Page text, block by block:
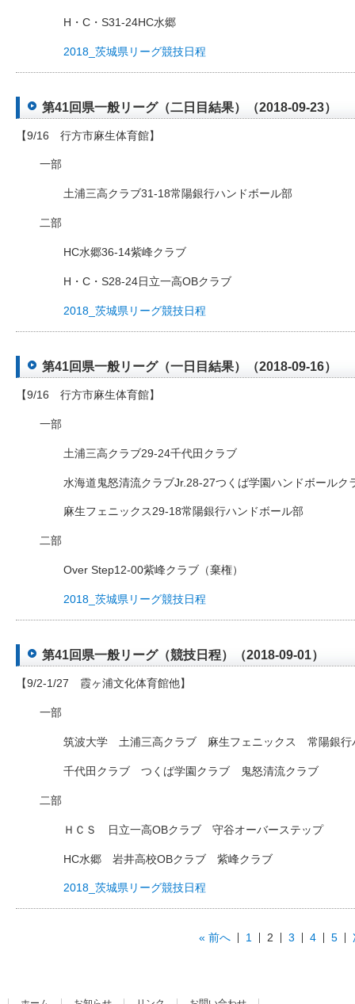
H・C・S31-24HC水郷
2018_茨城県リーグ競技日程
第41回県一般リーグ（二日目結果）（2018-09-23）
【9/16 行方市麻生体育館】
一部
土浦三高クラブ31-18常陽銀行ハンドボール部
二部
HC水郷36-14紫峰クラブ
H・C・S28-24日立一高OBクラブ
2018_茨城県リーグ競技日程
第41回県一般リーグ（一日目結果）（2018-09-16）
【9/16 行方市麻生体育館】
一部
土浦三高クラブ29-24千代田クラブ
水海道鬼怒清流クラブJr.28-27つくば学園ハンドボールク
麻生フェニックス29-18常陽銀行ハンドボール部
二部
Over Step12-00紫峰クラブ（棄権）
2018_茨城県リーグ競技日程
第41回県一般リーグ（競技日程）（2018-09-01）
【9/2-1/27 霞ヶ浦文化体育館他】
一部
筑波大学 土浦三高クラブ 麻生フェニックス 常陽銀行
千代田クラブ つくば学園クラブ 鬼怒清流クラブ
二部
ＨＣＳ 日立一高OBクラブ 守谷オーバーステップ
HC水郷 岩井高校OBクラブ 紫峰クラブ
2018_茨城県リーグ競技日程
« 前へ 1 2 3 4 5